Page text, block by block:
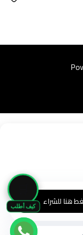
كيف أطلب هنا للشراء